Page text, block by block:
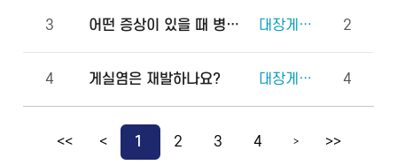
3 어떤 증상이 있을 때 병원에 바로 가야 하나요? 대장게실증 2
4 게실염은 재발하나요? 대장게실증 4
<< < 1 2 3 4 > >>